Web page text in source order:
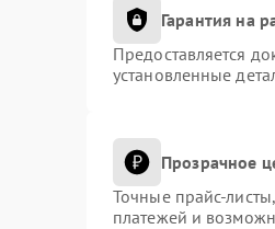
Гарантия на
Предоставляется
установленные
Прозрачное
Точные прайс-
платежей и